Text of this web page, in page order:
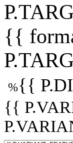
{{
%{{
{{